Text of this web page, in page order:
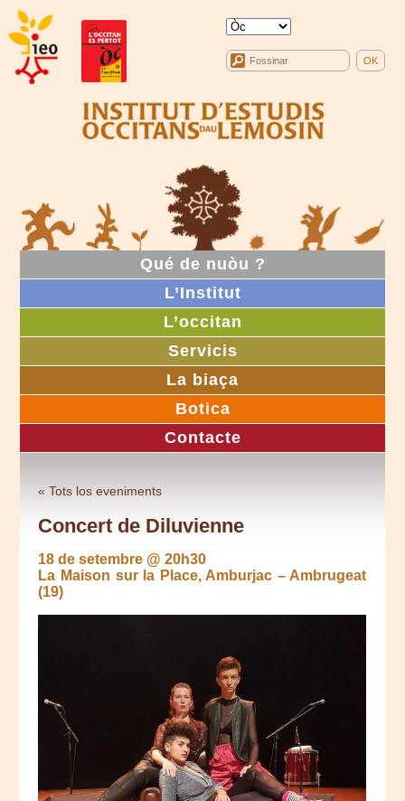
Qué de nuòu ?
L’Institut
L’occitan
Servicis
La biaça
Botica
Contacte
« Tots los eveniments
Concert de Diluvienne
18 de setembre @ 20h30
La Maison sur la Place, Amburjac – Ambrugeat
(19)